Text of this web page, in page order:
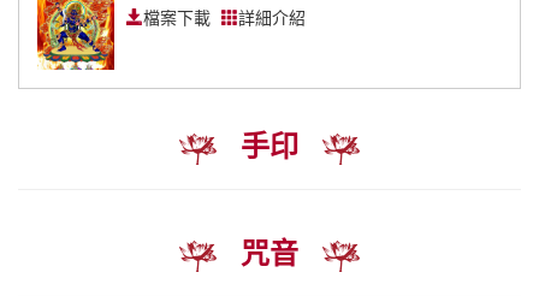
檔案下載 詳細介紹
手印
咒音